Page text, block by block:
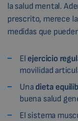
la salud mental.
prescrito, merece
medidas que
El ejercicio
movilidad
Unadieta
buena salud
El sistema